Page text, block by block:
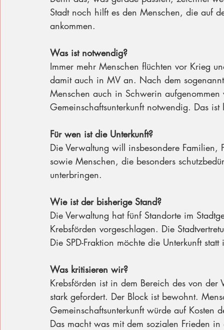
Stadt noch hilft es den Menschen, die auf
ankommen.
Was ist notwendig?
Immer mehr Menschen flüchten vor Krieg
damit auch in MV an. Nach dem
Menschen auch in Schwerin
Gemeinschaftsunterkunft notwendig. Das
Für wen ist die Unterkunft?
Die Verwaltung will insbesondere
sowie Menschen, die besonders
unterbringen.
Wie ist der bisherige Stand?
Die Verwaltung hat fünf Standorte im
Krebsförden vorgeschlagen. Die
Die SPD-Fraktion möchte die Unterkunft
Was kritisieren wir?
Krebsförden ist in dem Bereich des von
stark gefordert. Der Block ist bewohnt.
Gemeinschaftsunterkunft würde auf Kosten
Das macht was mit dem sozialen Frieden